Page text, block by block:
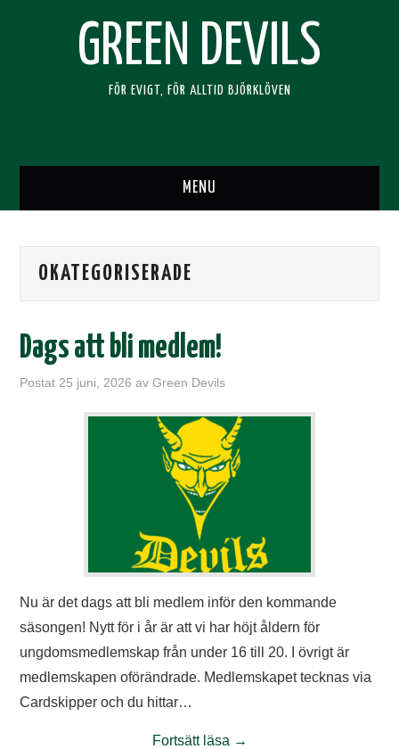
GREEN DEVILS
FÖR EVIGT, FÖR ALLTID BJÖRKLÖVEN
MENU
SUPPORTERKLUBBEN
RESOR
OKATEGORISERADE
Dags att bli medlem!
Postat 25 juni, 2026 avGreen Devils
Nu är det dags att bli medlem inför den kommande
säsongen! Nytt för i år är att vi har höjt åldern för
ungdomsmedlemskap från under 16 till 20. I övrigt är
medlemskapen oförändrade. Medlemskapet tecknas via
Cardskipper och du hittar…
Fortsätt läsa →